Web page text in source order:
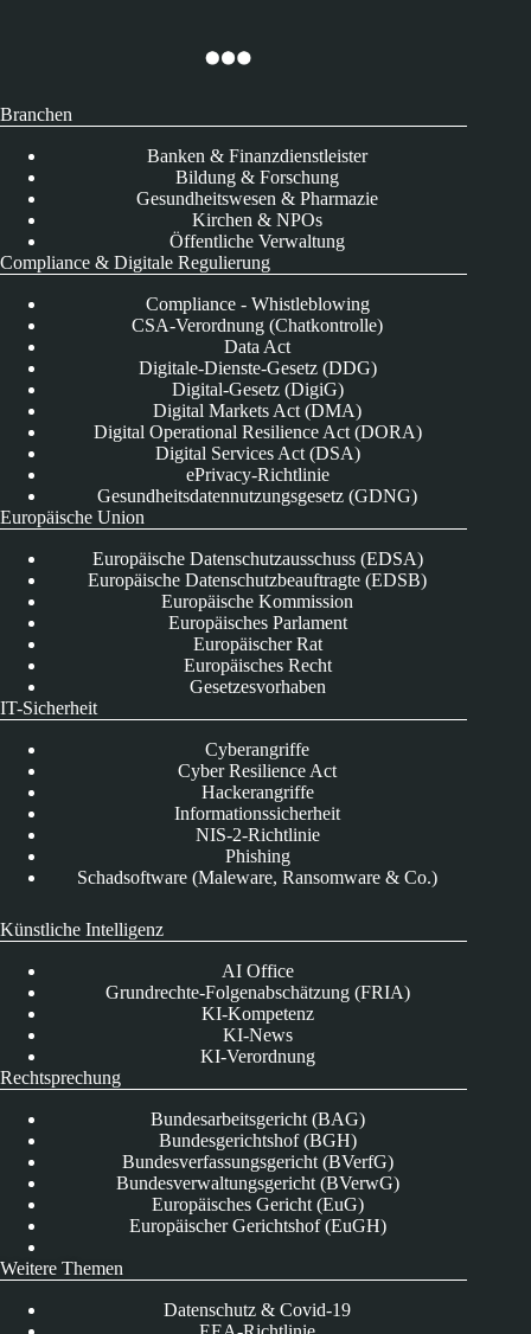
Branchen
Banken & Finanzdienstleister
Bildung & Forschung
Gesundheitswesen & Pharmazie
Kirchen & NPOs
Öffentliche Verwaltung
Compliance & Digitale Regulierung
Compliance - Whistleblowing
CSA-Verordnung (Chatkontrolle)
Data Act
Digitale-Dienste-Gesetz (DDG)
Digital-Gesetz (DigiG)
Digital Markets Act (DMA)
Digital Operational Resilience Act (DORA)
Digital Services Act (DSA)
ePrivacy-Richtlinie
Gesundheitsdatennutzungsgesetz (GDNG)
Europäische Union
Europäische Datenschutzausschuss (EDSA)
Europäische Datenschutzbeauftragte (EDSB)
Europäische Kommission
Europäisches Parlament
Europäischer Rat
Europäisches Recht
Gesetzesvorhaben
IT-Sicherheit
Cyberangriffe
Cyber Resilience Act
Hackerangriffe
Informationssicherheit
NIS-2-Richtlinie
Phishing
Schadsoftware (Maleware, Ransomware & Co.)
Künstliche Intelligenz
AI Office
Grundrechte-Folgenabschätzung (FRIA)
KI-Kompetenz
KI-News
KI-Verordnung
Rechtsprechung
Bundesarbeitsgericht (BAG)
Bundesgerichtshof (BGH)
Bundesverfassungsgericht (BVerfG)
Bundesverwaltungsgericht (BVerwG)
Europäisches Gericht (EuG)
Europäischer Gerichtshof (EuGH)
Weitere Themen
Datenschutz & Covid-19